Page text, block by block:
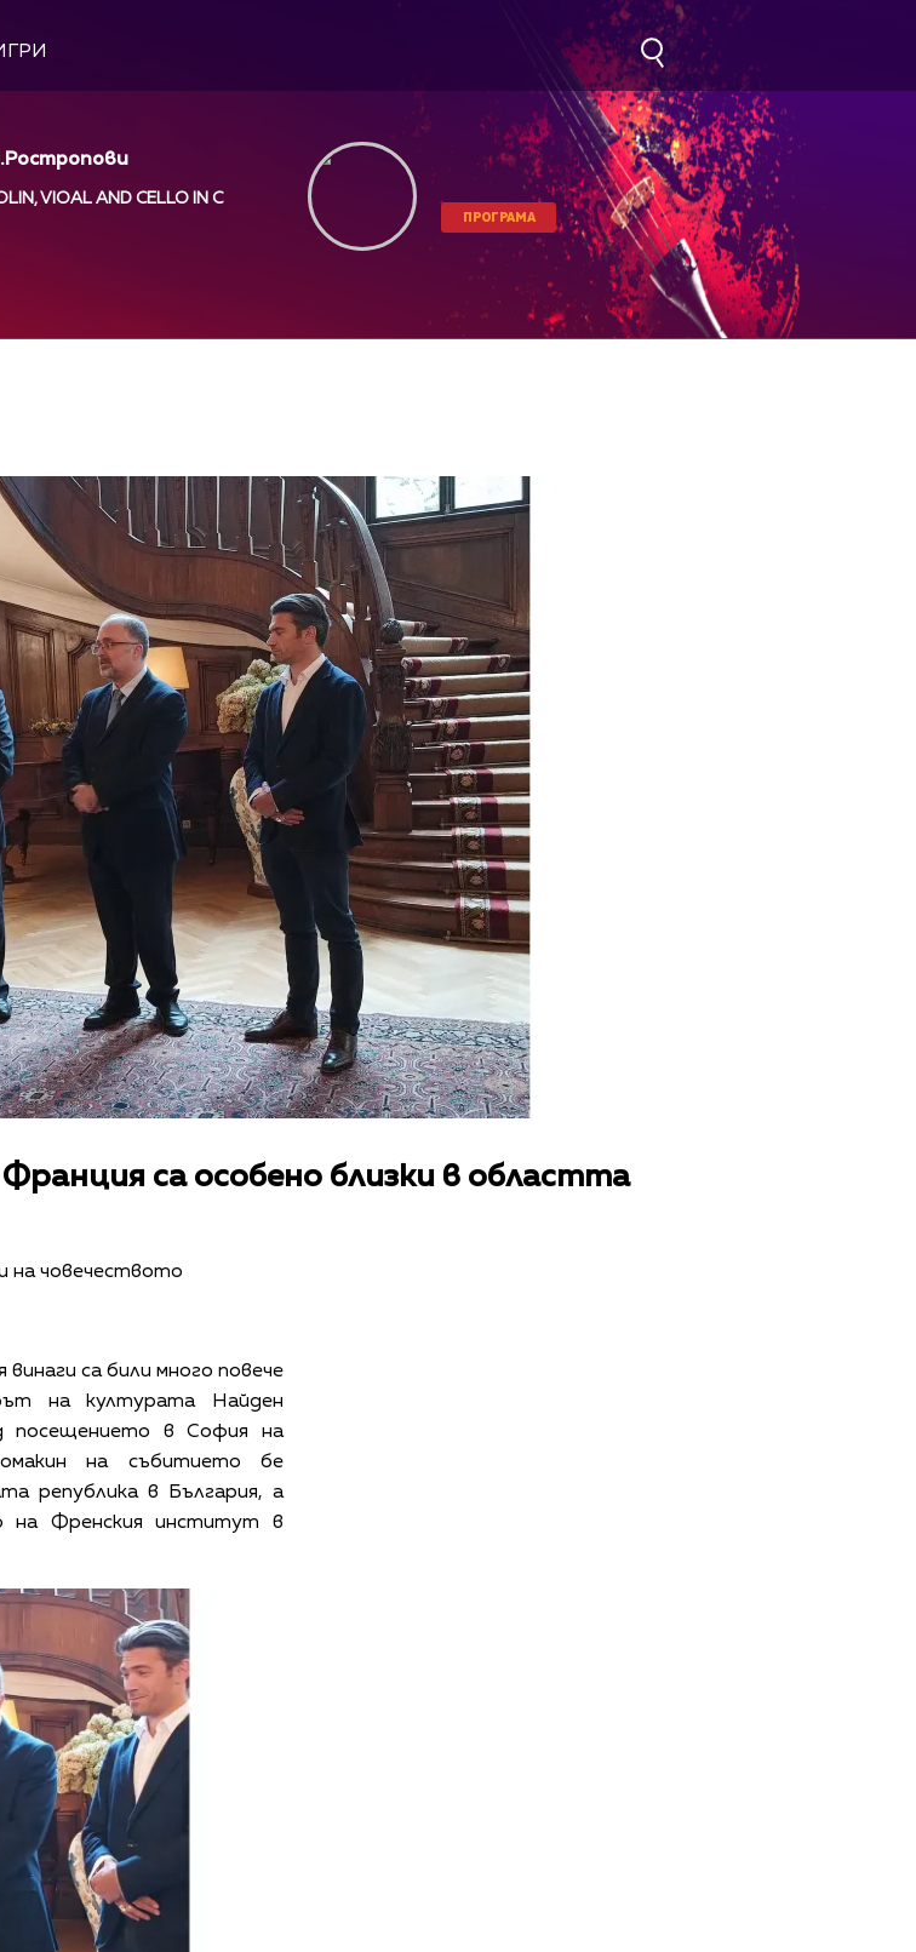
VIOAL AND CELLO IN C
ПРОГРАМА
са особено близки в областта
на човечеството
са били много повече
на културата Найден
посещението в София на
на събитието бе
република в България, а
на Френския институт в